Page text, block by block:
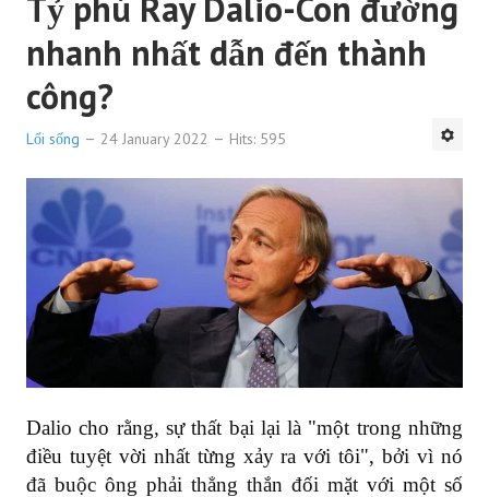
nhanh nhất dẫn đến thành
công?
Lối sống 24 January 2022 Hits: 595
Dalio cho rằng, sự thất bại lại là "một trong những
điều tuyệt vời nhất từng xảy ra với tôi", bởi vì nó
đã buộc ông phải thẳng thắn đối mặt với một số